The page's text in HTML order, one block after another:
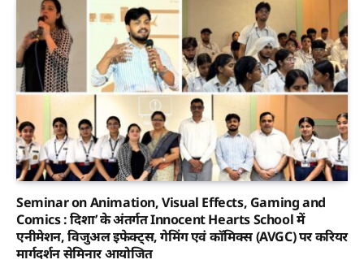
Seminar on Animation, Visual Effects, Gaming and
Comics : दिशा’ के अंतर्गत Innocent Hearts School में
एनीमेशन, विजुअल इफेक्ट्स, गेमिंग एवं कॉमिक्स (AVGC) पर करियर
मार्गदर्शन सेमिनार आयोजित